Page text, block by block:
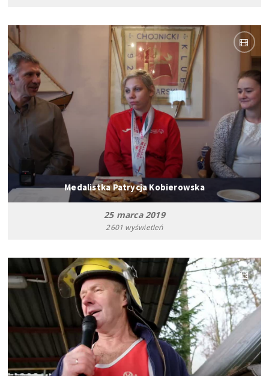
Medalistka Patrycja Kobierowska
25 marca 2019
2601 wyświetleń